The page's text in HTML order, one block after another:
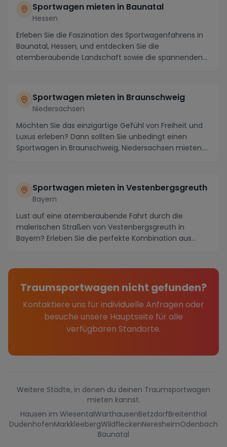
Sportwagen mieten in Baunatal
Hessen
Erleben Sie die Faszination des Sportwagenfahrens in
Baunatal, Hessen, und entdecken Sie die
atemberaubende Landschaft sowie die spannenden
Sportwagen mieten in Braunschweig
Niedersachsen
Möchten Sie das einzigartige Gefühl von Freiheit und
Luxus erleben? Dann sollten Sie unbedingt einen
Sportwagen in Braunschweig, Niedersachsen mieten....
Sportwagen mieten in Vestenbergsgreuth
Bayern
Lust auf eine atemberaubende Fahrt durch die
malerischen Straßen von Vestenbergsgreuth in
Bayern? Erleben Sie die perfekte Kombination aus
Traumsportwagen nicht gefunden?
Kontaktiere uns für individuelle Anfragen oder
besuche unsere Hauptseite für alle
verfügbaren Standorte.
Weitere Städte, in denen du deinen Traumsportwagen
mieten kannst.
Hausen im WiesentalWarthausenBetzdorfBreitenthal
DudenhofenMarkkleebergWildfleckenNeresheimOdenbach
Baunatal